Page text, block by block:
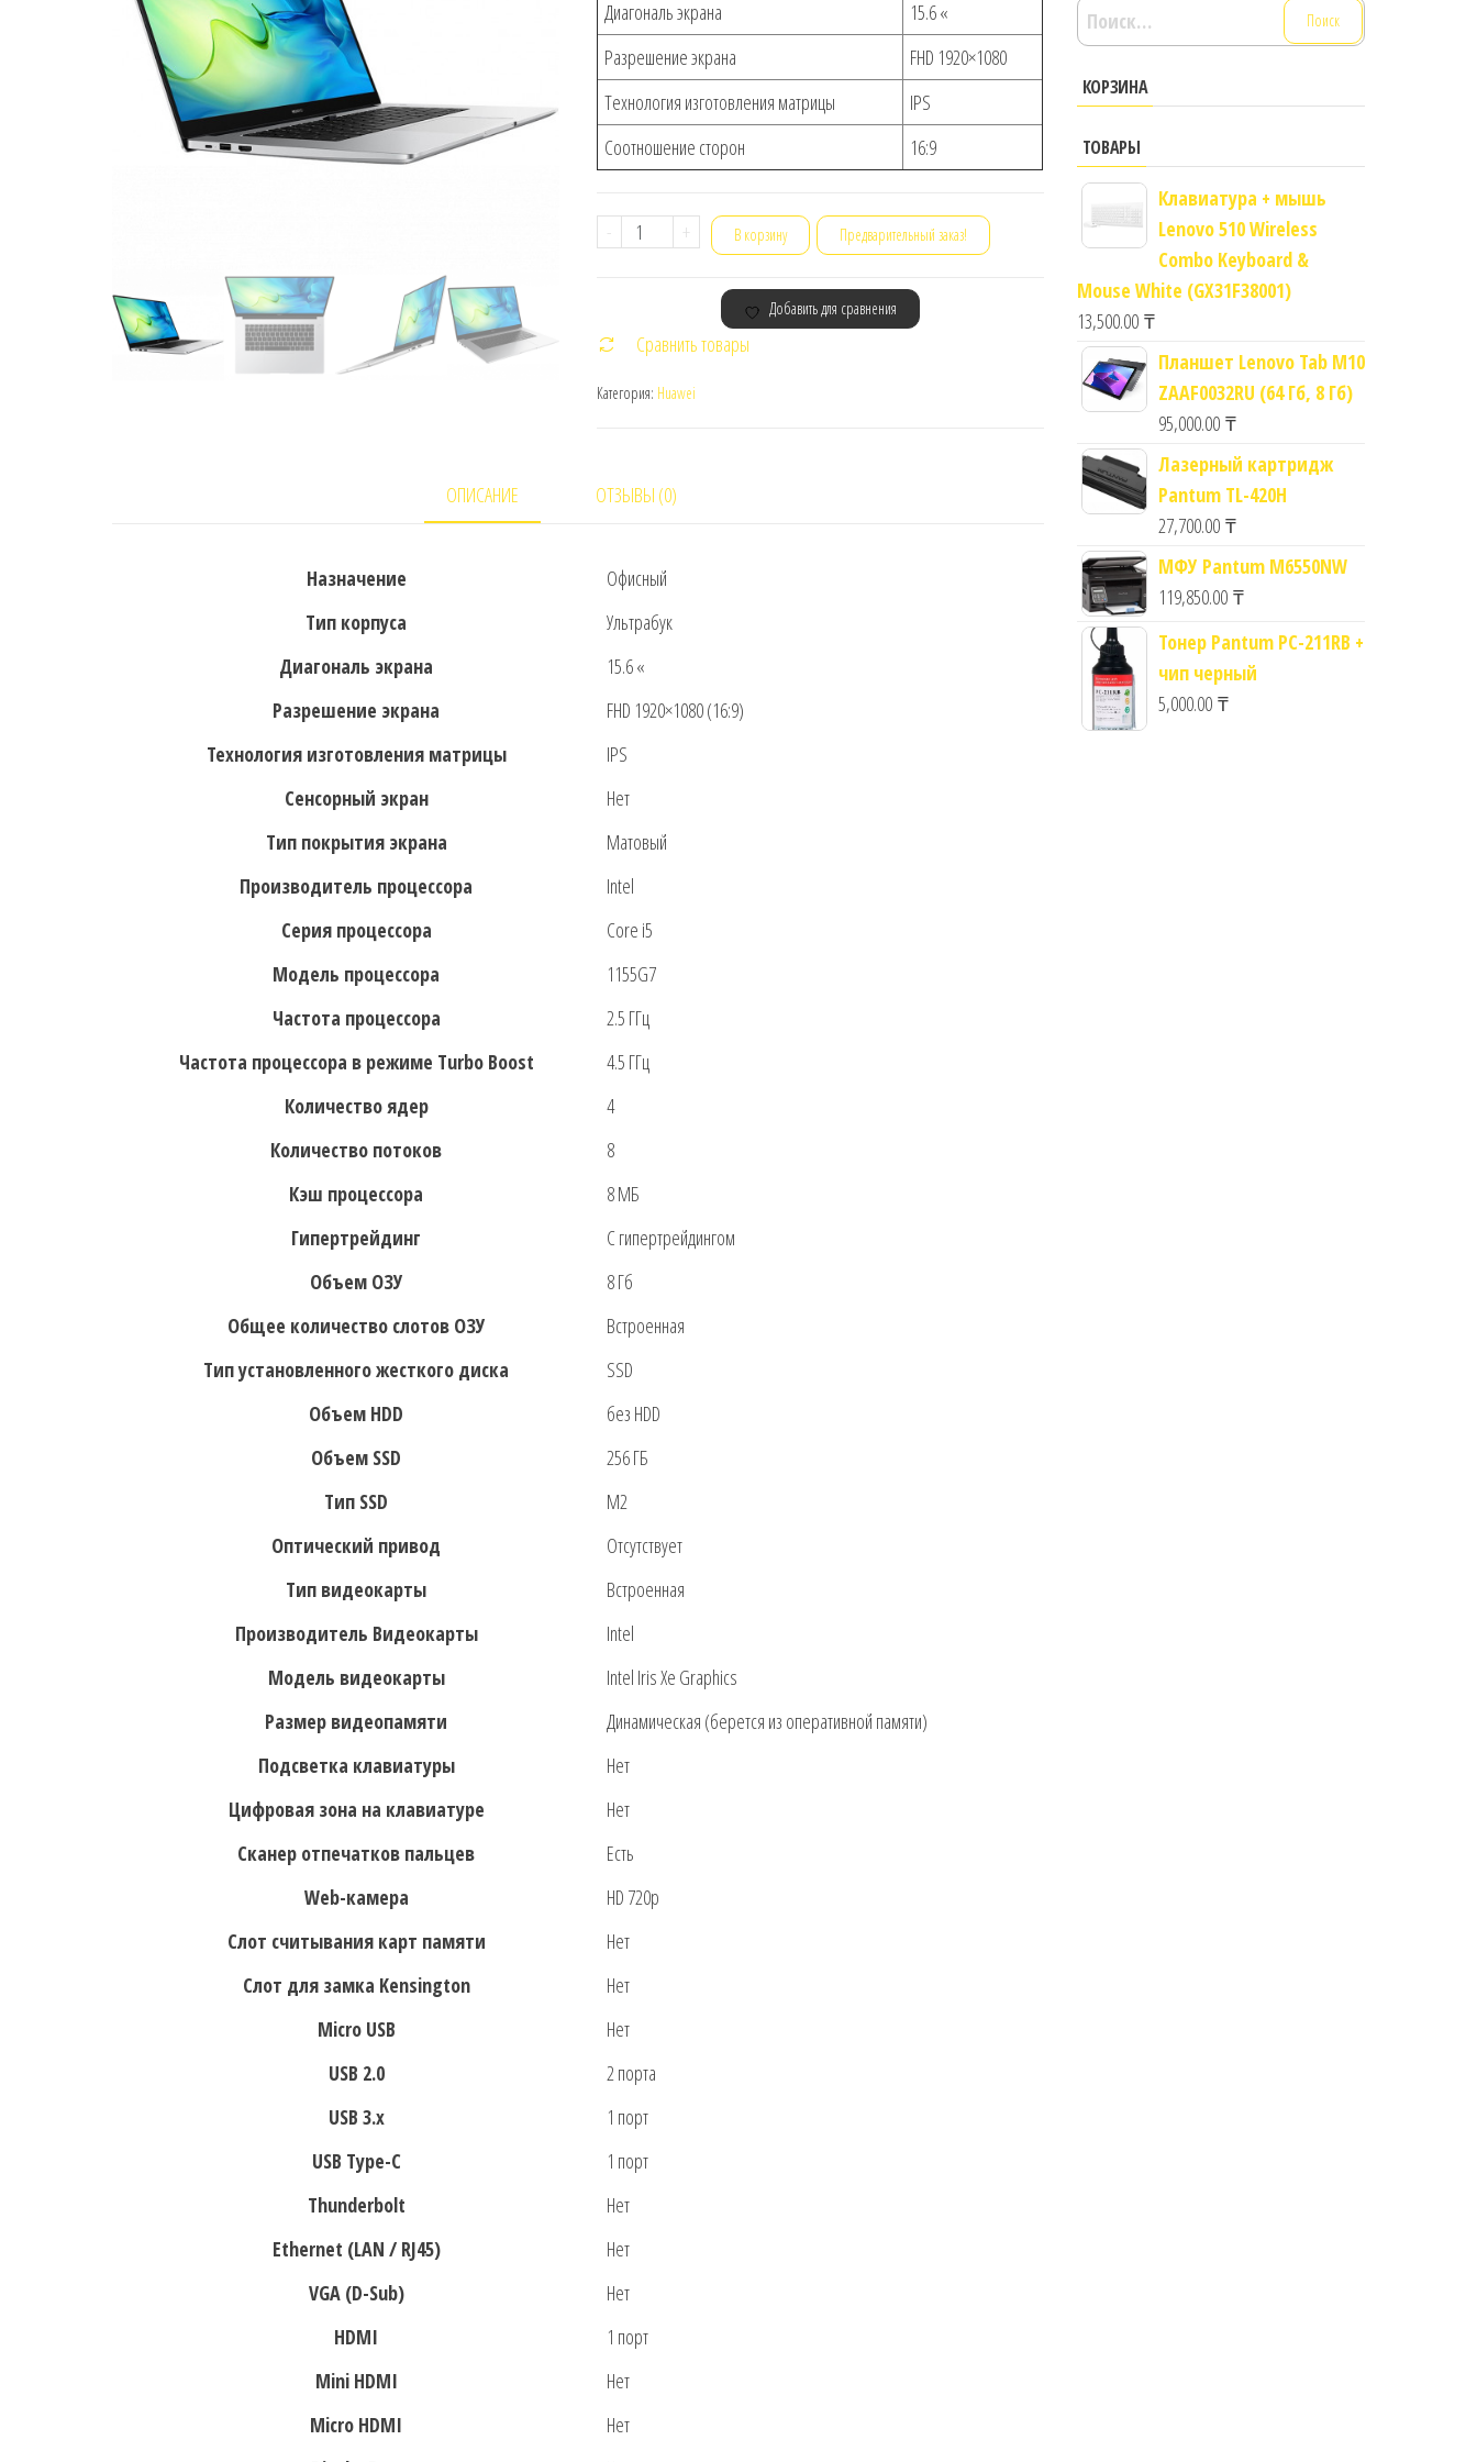
Диагональ экрана
15.6 «
Разрешение экрана
FHD 1920×1080
Технология изготовления матрицы
IPS
Соотношение сторон
16:9
-
Количество
MateBook
D
53013PEX
+ В корзину Предварительный заказ!
Добавить для сравнения
Сравнить товары
Категория: Huawei
ОПИСАНИЕ ОТЗЫВЫ (0)
Назначение
Офисный
Тип корпуса
Ультрабук
Диагональ экрана
15.6 «
Разрешение экрана
FHD 1920×1080 (16:9)
Технология изготовления матрицы
IPS
Сенсорный экран
Нет
Тип покрытия экрана
Матовый
Производитель процессора
Intel
Серия процессора
Core i5
Модель процессора
1155G7
Частота процессора
2.5 ГГц
Частота процессора в режиме Turbo Boost
4.5 ГГц
Количество ядер
4
Количество потоков
8
Кэш процессора
8 МБ
Гипертрейдинг
С гипертрейдингом
Объем ОЗУ
8 Гб
Общее количество слотов ОЗУ
Встроенная
Тип установленного жесткого диска
SSD
Объем HDD
без HDD
Объем SSD
256 ГБ
Тип SSD
M2
Оптический привод
Отсутствует
Тип видеокарты
Встроенная
Производитель Видеокарты
Intel
Модель видеокарты
Intel Iris Xe Graphics
Размер видеопамяти
Динамическая (берется из оперативной памяти)
Подсветка клавиатуры
Нет
Цифровая зона на клавиатуре
Нет
Сканер отпечатков пальцев
Есть
Web-камера
HD 720p
Слот считывания карт памяти
Нет
Слот для замка Kensington
Нет
Micro USB
Нет
USB 2.0
2 порта
USB 3.x
1 порт
USB Type-C
1 порт
Thunderbolt
Нет
Ethernet (LAN / RJ45)
Нет
VGA (D-Sub)
Нет
HDMI
1 порт
Mini HDMI
Нет
Micro HDMI
Нет
Найти:
КОРЗИНА
ТОВАРЫ
Клавиатура + мышь
Lenovo 510 Wireless
Combo Keyboard &
Mouse White (GX31F38001)
13,500.00 ₸
Планшет Lenovo Tab M10
ZAAF0032RU (64 Гб, 8 Гб)
95,000.00 ₸
Лазерный картридж
Pantum TL-420H
27,700.00 ₸
МФУ Pantum M6550NW
119,850.00 ₸
Тонер Pantum PC-211RB +
чип черный
5,000.00 ₸